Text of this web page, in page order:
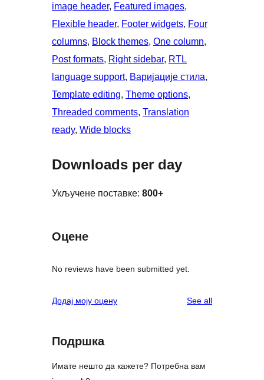
image header, Featured images
Flexible header, Footer widgets, Four
columns, Block themes, One column
Post formats, Right sidebar, RTL
language support, Варијације стила
Template editing, Theme options
Threaded comments, Translation
ready, Wide blocks
Downloads per day
Укључене поставке: 800+
Оцене
No reviews have been submitted yet.
Додај моју оцену See allreviews
Подршка
Имате нешто да кажете? Потребна вам